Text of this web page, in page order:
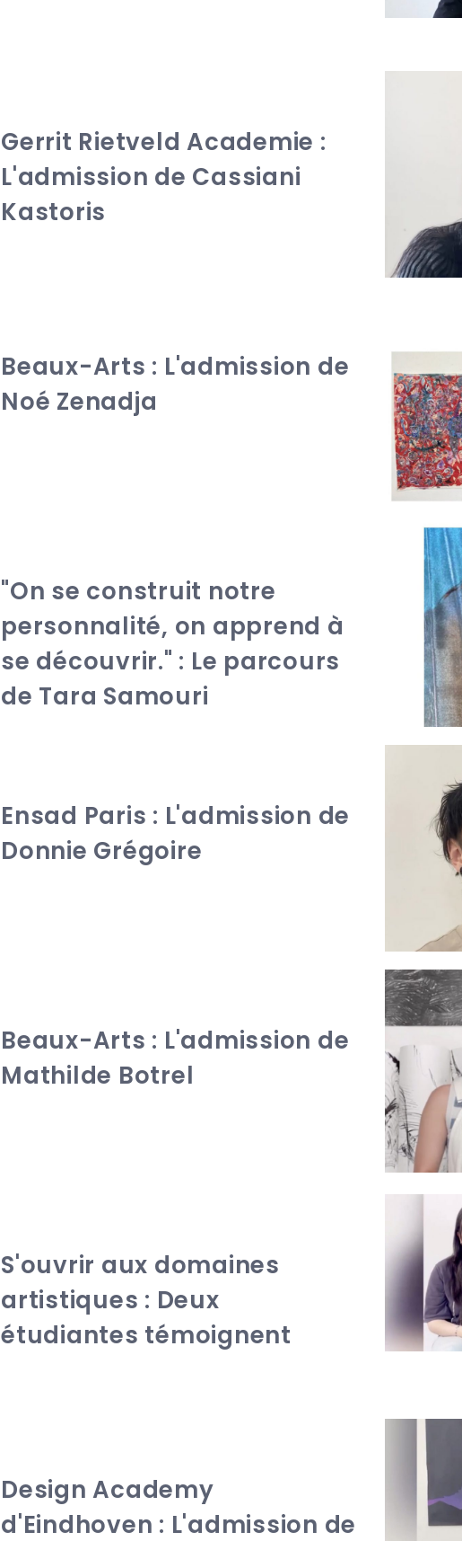
Gerrit Rietveld Academie :
L'admission de Cassiani
Kastoris
Beaux-Arts : L'admission de
Noé Zenadja
"On se construit notre
personnalité, on apprend à
se découvrir." : Le parcours
de Tara Samouri
Ensad Paris : L'admission de
Donnie Grégoire
Beaux-Arts : L'admission de
Mathilde Botrel
S'ouvrir aux domaines
artistiques : Deux
étudiantes témoignent
Design Academy
d'Eindhoven : L'admission de